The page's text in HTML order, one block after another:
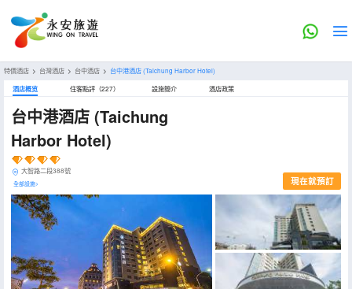
特價酒店 > 台灣酒店 > 台中酒店 > 台中港酒店(Taichung Harbor Hotel)
酒店概览 住客點評（227） 設施簡介 酒店政策
台中港酒店 (Taichung
Harbor Hotel)
大智路二段388號
全部設施> 現在就預訂